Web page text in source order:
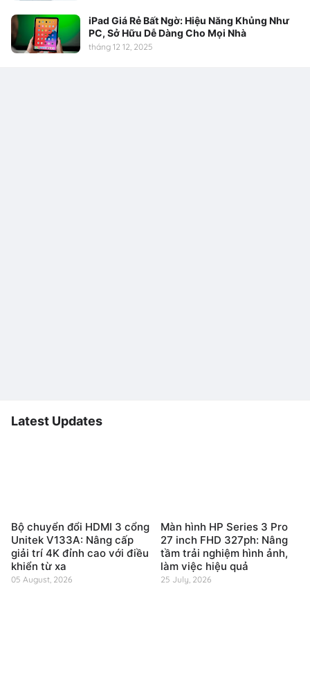
iPad Giá Rẻ Bất Ngờ: Hiệu Năng Khủng Như
PC, Sở Hữu Dễ Dàng Cho Mọi Nhà
tháng 12 12, 2025
Latest Updates
Bộ chuyển đổi HDMI 3 cổng
Unitek V133A: Nâng cấp
giải trí 4K đỉnh cao với điều
khiển từ xa
05 August, 2026
Màn hình HP Series 3 Pro
27 inch FHD 327ph: Nâng
tầm trải nghiệm hình ảnh,
làm việc hiệu quả
25 July, 2026